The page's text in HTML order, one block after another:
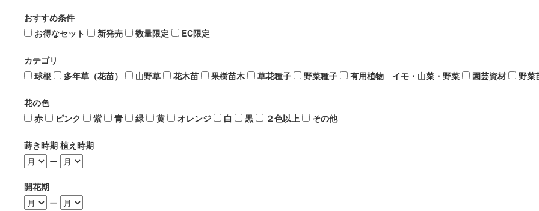
おすすめ条件
お得なセット
新発売 数量限定 EC限定
カテゴリ
球根
多年草（花苗） 山野草 花木苗 果樹苗木 草花種子 野菜種子 有用植物 イモ・山菜・野菜 園芸資材 野菜
花の色
赤
ピンク 紫 青 緑 黄 オレンジ 白 黒 ２色以上 その他
蒔き時期 植え時期
ー
開花期
ー